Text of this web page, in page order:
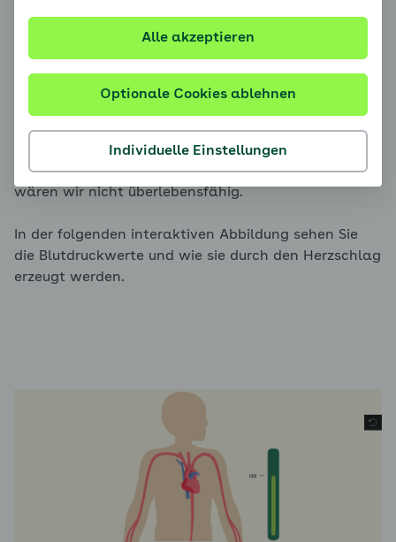
Die Windkesselfunktion der elastischen Aorta sorgt
dafür, dass das Blut nicht nur während der Systole,
fließt. So nähern sich beide Druckwerte einander an.
Blutdruck in der Erschlaffungsphase bei Null mmHg,
während er in der systolischen Phase extrem
ansteigen würde. Mit solchen Druckunterschieden
wären wir nicht überlebensfähig.
In der folgenden interaktiven Abbildung sehen Sie
die Blutdruckwerte und wie sie durch den Herzschlag
erzeugt werden.
Individuelle Einstellungen
Optionale Cookies ablehnen
Alle akzeptieren